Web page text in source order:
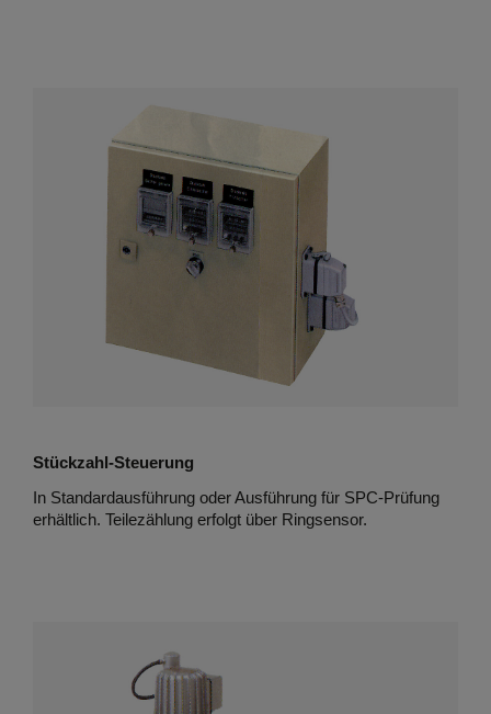
Stückzahl-Steuerung
In Standardausführung oder Ausführung für SPC-Prüfung
erhältlich. Teilezählung erfolgt über Ringsensor.